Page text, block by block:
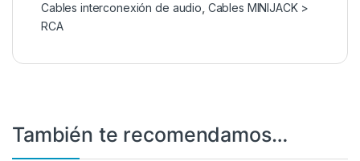
Cables interconexión de audio Cables MINIJACK >
RCA
También te recomendamos…